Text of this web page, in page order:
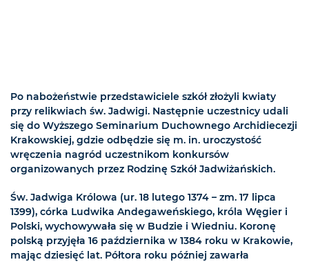
Po nabożeństwie przedstawiciele szkół złożyli kwiaty
przy relikwiach św. Jadwigi. Następnie uczestnicy udali
się do Wyższego Seminarium Duchownego Archidiecezji
Krakowskiej, gdzie odbędzie się m. in. uroczystość
wręczenia nagród uczestnikom konkursów
organizowanych przez Rodzinę Szkół Jadwiżańskich.
Św. Jadwiga Królowa (ur. 18 lutego 1374 – zm. 17 lipca
1399), córka Ludwika Andegaweńskiego, króla Węgier i
Polski, wychowywała się w Budzie i Wiedniu. Koronę
polską przyjęła 16 października w 1384 roku w Krakowie,
mając dziesięć lat. Półtora roku później zawarła